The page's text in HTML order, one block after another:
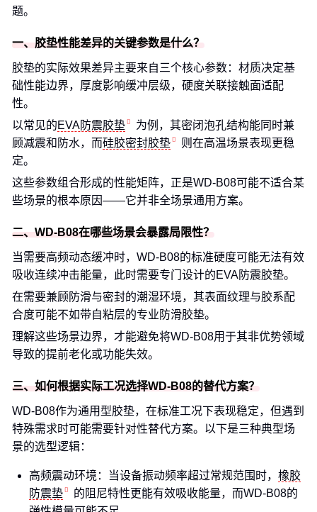
题。
一、胶垫性能差异的关键参数是什么？
胶垫的实际效果差异主要来自三个核心参数：材质决定基
础性能边界，厚度影响缓冲层级，硬度关联接触面适配
性。
以常见的EVA防震胶垫
为例，其密闭泡孔结构能同时兼
顾减震和防水，而硅胶密封胶垫
则在高温场景表现更稳
定。
这些参数组合形成的性能矩阵，正是WD-B08可能不适合某
些场景的根本原因——它并非全场景通用方案。
二、WD-B08在哪些场景会暴露局限性？
当需要高频动态缓冲时，WD-B08的标准硬度可能无法有效
吸收连续冲击能量，此时需要专门设计的EVA防震胶垫。
在需要兼顾防滑与密封的潮湿环境，其表面纹理与胶系配
合度可能不如带自粘层的专业防滑胶垫。
理解这些场景边界，才能避免将WD-B08用于其非优势领域
导致的提前老化或功能失效。
三、如何根据实际工况选择WD-B08的替代方案？
WD-B08作为通用型胶垫，在标准工况下表现稳定，但遇到
特殊需求时可能需要针对性替代方案。以下是三种典型场
景的选型逻辑：
高频震动环境：当设备振动频率超过常规范围时， 橡胶
防震垫
的阻尼特性更能有效吸收能量，而WD-B08的